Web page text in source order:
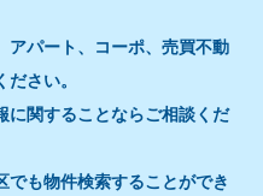
アパート、コーポ、売買不動
さい。
に関することならご相談くだ
でも物件検索することができ